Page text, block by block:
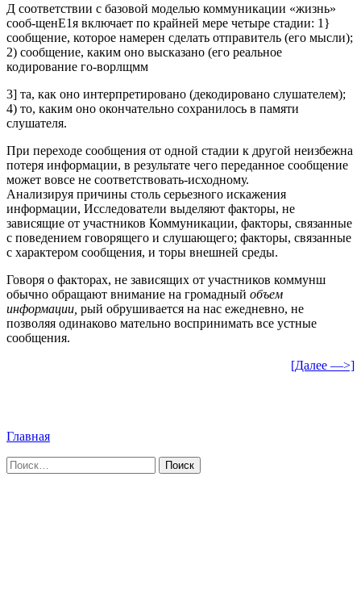
Д соответствии с базовой моделью коммуникации «жизнь»
сооб-щенЕ1я включает по крайней мере четыре стадии: 1}
сообщение, которое намерен сделать отправитель (его мысли);
2) сообщение, каким оно высказано (его реальное
кодирование го-ворлщмм
3] та, как оно интерпретировано (декодировано слушателем);
4) то, каким оно окончательно сохранилось в памяти
слушателя.
При переходе сообщения от одной стадии к другой неизбежна
потеря информации, в результате чего переданное сообщение
может вовсе не соответствовать-исходному.
Анализируя причины столь серьезного искажения
информации, Исследователи выделяют факторы, не
зависящие от участников Коммуникации, факторы, связанные
с поведением говорящего и слушающего; факторы, связанные
с характером сообщения, и торы внешней среды.
Говоря о факторах, не зависящих от участников коммунш
обычно обращают внимание на громадный объем
информации, рый обрушивается на нас ежедневно, не
позволяя одинаково мательно воспринимать все устные
сообщения.
[Далее —>]
Главная
Найти: